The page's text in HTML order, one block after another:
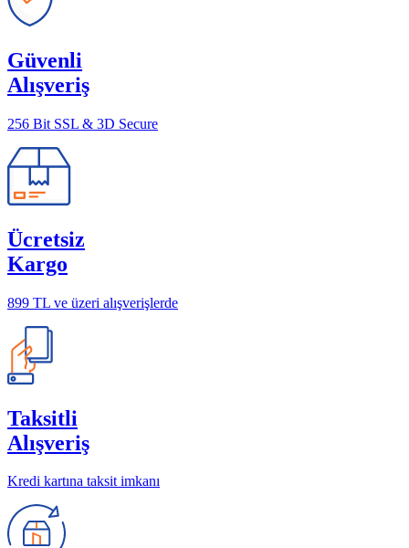
Güvenli
Alışveriş
256 Bit SSL & 3D Secure
Ücretsiz
Kargo
899 TL ve üzeri alışverişlerde
Taksitli
Alışveriş
Kredi kartına taksit imkanı